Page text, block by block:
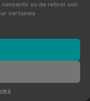
consentir ou de retirer son
certaines
(UE)-